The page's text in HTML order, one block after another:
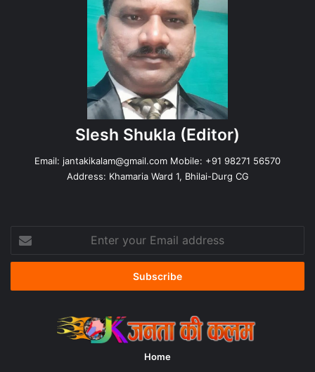
Slesh Shukla (Editor)
Email: jantakikalam@gmail.com Mobile: +91 98271 56570
Address: Khamaria Ward 1, Bhilai-Durg CG
your
Email
Home